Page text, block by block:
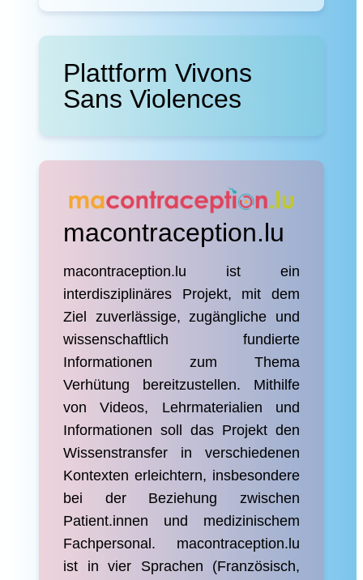
Plattform Vivons
Sans Violences
macontraception.lu
macontraception.lu ist ein
interdisziplinäres Projekt, mit dem
Ziel zuverlässige, zugängliche und
wissenschaftlich fundierte
Informationen zum Thema
Verhütung bereitzustellen. Mithilfe
von Videos, Lehrmaterialien und
Informationen soll das Projekt den
Wissenstransfer in verschiedenen
Kontexten erleichtern, insbesondere
bei der Beziehung zwischen
Patient.innen und medizinischem
Fachpersonal. macontraception.lu
ist in vier Sprachen (Französisch,